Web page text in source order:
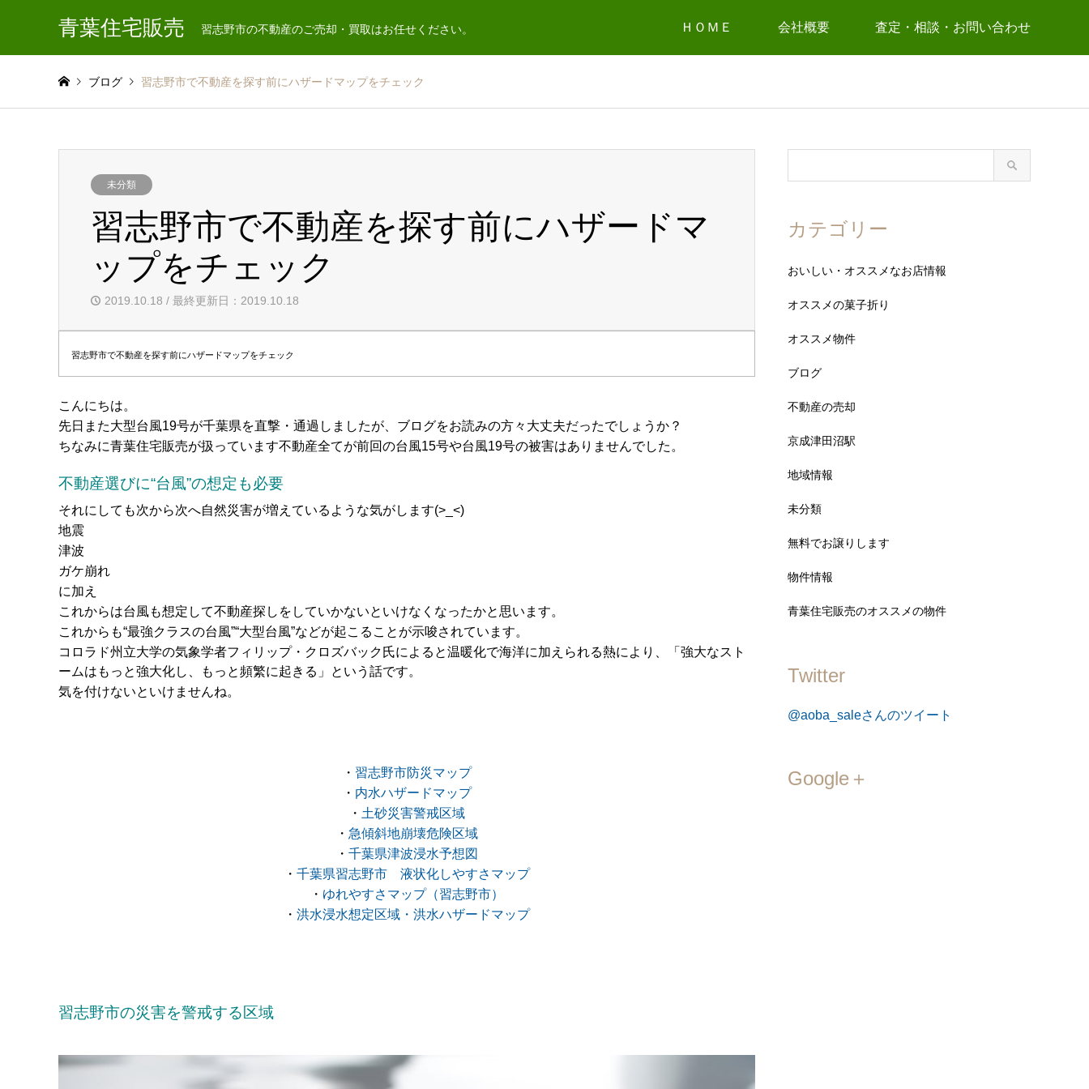
青葉住宅販売 習志野市の不動産のご売却・買取はお任せください。 ＨＯＭＥ 会社概要 査定・相談・お問い合わせ
ブログ 習志野市で不動産を探す前にハザードマップをチェック
未分類
習志野市で不動産を探す前にハザードマ
ップをチェック
2019.10.18 / 最終更新日：2019.10.18
習志野市で不動産を探す前にハザードマップをチェック
こんにちは。
先日また大型台風19号が千葉県を直撃・通過しましたが、ブログをお読みの方々大丈夫だったでしょうか？
ちなみに青葉住宅販売が扱っています不動産全てが前回の台風15号や台風19号の被害はありませんでした。
不動産選びに“台風”の想定も必要
それにしても次から次へ自然災害が増えているような気がします(>_<)
地震
津波
ガケ崩れ
に加え
これからは台風も想定して不動産探しをしていかないといけなくなったかと思います。
これからも“最強クラスの台風”“大型台風”などが起こることが示唆されています。
コロラド州立大学の気象学者フィリップ・クロズバック氏によると温暖化で海洋に加えられる熱により、「強大なスト
ームはもっと強大化し、もっと頻繁に起きる」という話です。
気を付けないといけませんね。
・ 習志野市防災マップ
・ 内水ハザードマップ
・ 土砂災害警戒区域
・ 急傾斜地崩壊危険区域
・ 千葉県津波浸水予想図
・ 千葉県習志野市 液状化しやすさマップ
・ ゆれやすさマップ（習志野市）
・ 洪水浸水想定区域・洪水ハザードマップ
習志野市の災害を警戒する区域
カテゴリー
おいしい・オススメなお店情報
オススメの菓子折り
オススメ物件
ブログ
不動産の売却
京成津田沼駅
地域情報
未分類
無料でお譲りします
物件情報
青葉住宅販売のオススメの物件
Twitter
@aoba_saleさんのツイート
Google＋